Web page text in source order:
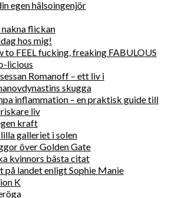
egen hälsoingenjör
nakna flickan
hos mig!
to FEEL fucking, freaking FABULOUS
licious
Romanoff – ett liv i
skugga
inflammation – en praktisk guide till
liv
kraft
galleriet i solen
över Golden Gate
kvinnors bästa citat
på landet enligt Sophie Manie
K